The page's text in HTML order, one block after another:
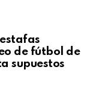
de fútbol de
supuestos